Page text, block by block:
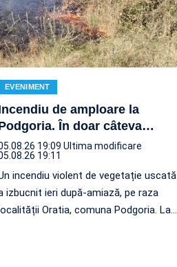
EVENIMENT
de amploare la
În doar câteva…
19:09 Ultima modificare
19:11
incendiu violent de vegetație uscată
izbucnit ieri după-amiază, pe raza
Oratia, comuna Podgoria. La…